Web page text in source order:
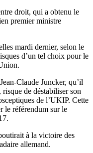
droit, qui a obtenu le
premier ministre
mardi dernier, selon le
d’un tel choix pour le
Claude Juncker, qu’il
de déstabiliser son
de l’UKIP. Cette
le référendum sur le
à la victoire des
allemand.